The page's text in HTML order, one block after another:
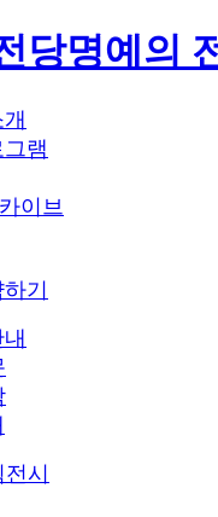
당명예의
램
이브
기
전시